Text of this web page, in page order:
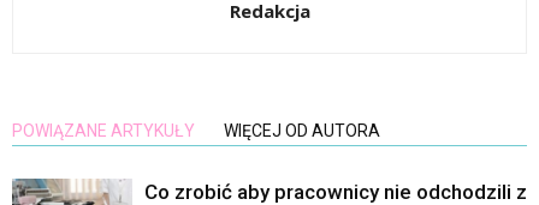
Redakcja
POWIĄZANE ARTYKUŁY WIĘCEJ OD AUTORA
Co zrobić aby pracownicy nie odchodzili z